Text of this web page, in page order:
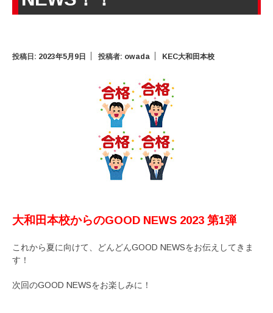
投稿日: 2023年5月9日 投稿者: owada KEC大和田本校
大和田本校からのGOOD NEWS 2023 第1弾
これから夏に向けて、どんどんGOOD NEWSをお伝えしてきま
す！
次回のGOOD NEWSをお楽しみに！